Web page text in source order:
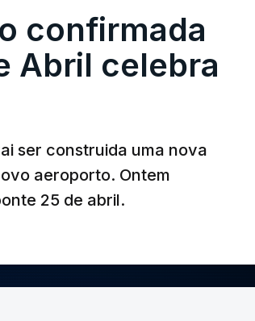
confirmada
Abril celebra
ser construida uma nova
aeroporto. Ontem
25 de abril.